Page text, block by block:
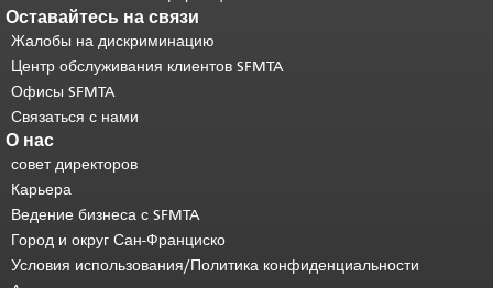
Оставайтесь на связи
Жалобы на дискриминацию
Центр обслуживания клиентов SFMTA
Офисы SFMTA
Связаться с нами
О нас
совет директоров
Карьера
Ведение бизнеса с SFMTA
Город и округ Сан-Франциско
Условия использования/Политика конфиденциальности